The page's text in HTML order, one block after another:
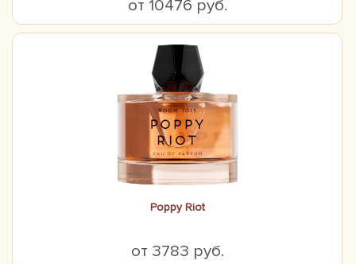
от 10476 руб.
Poppy Riot
от 3783 руб.